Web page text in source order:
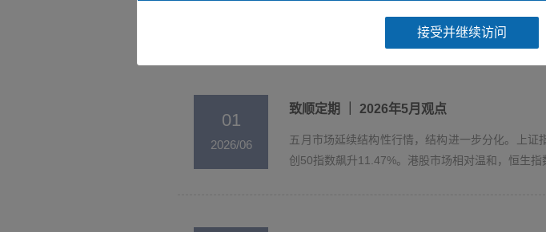
导致损失的责任。本公司不保证本网站所载信息保持在最新状态，并有权不经事先通知
4. 本网站所载的信息、资料和工具仅作一般性参考之用，除非另有明确协议，不应被
任何承诺和预期，亦不应作为投资、法律、税务或其他方面的建议使用。
5. 本公司向您提供服务时，可能会收集、储存和使用与您有关的个人信息。如您不予
达成相关服务拟实现的效果。同时，投资者应按照本公司要求认真完成合格投资者承诺
6. 投资有风险，基金的过往业绩并不预示其未来表现，基金管理人旗下的其他基金
任何购买邀约，仅用于投资者的信息核对以及对持有本公司产品投资者的客户服务。
接受并继续访问
深300+1.78%，创业板指+7.55%，科创50单月大
01
2026/06
致顺定期 ｜ 2026年5月观点
五月市场延续结构性行情，结构进一步分化。上
创50指数飙升11.47%。港股市场相对温和，恒生